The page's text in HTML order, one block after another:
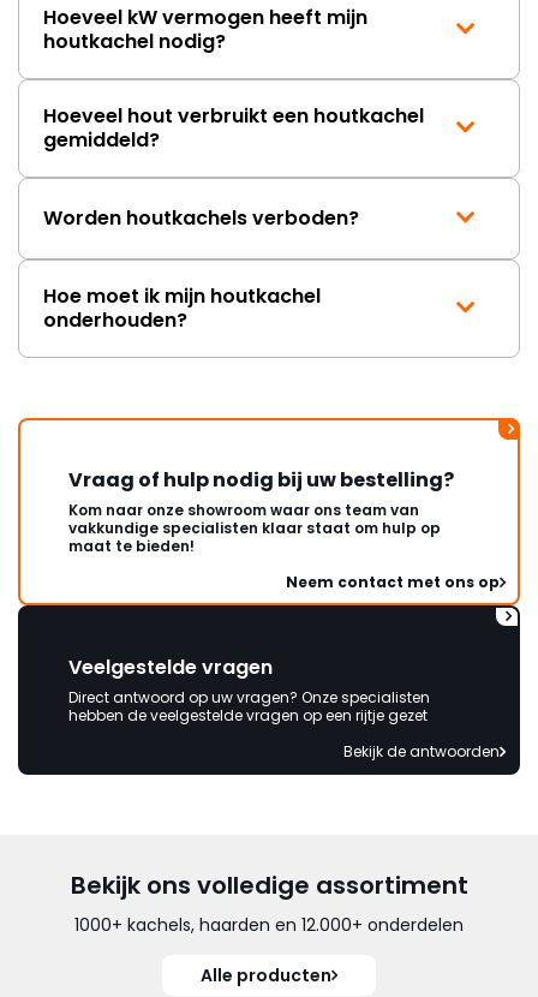
Hoeveel kW vermogen heeft mijn
houtkachel nodig?
Hoeveel hout verbruikt een houtkachel
gemiddeld?
Worden houtkachels verboden?
Hoe moet ik mijn houtkachel
onderhouden?
Vraag of hulp nodig bij uw bestelling?
Kom naar onze showroom waar ons team van
vakkundige specialisten klaar staat om hulp op
maat te bieden!
Neem contact met ons op
Veelgestelde vragen
Direct antwoord op uw vragen? Onze specialisten
hebben de veelgestelde vragen op een rijtje gezet
Bekijk de antwoorden
Bekijk ons volledige assortiment
1000+ kachels, haarden en 12.000+ onderdelen
Alle producten